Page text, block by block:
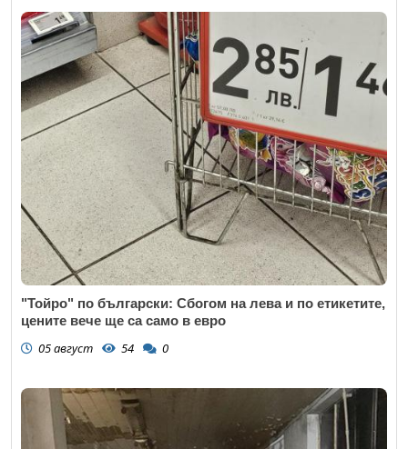
"Тойро" по български: Сбогом на лева и по етикетите,
цените вече ще са само в евро
05 август 54 0